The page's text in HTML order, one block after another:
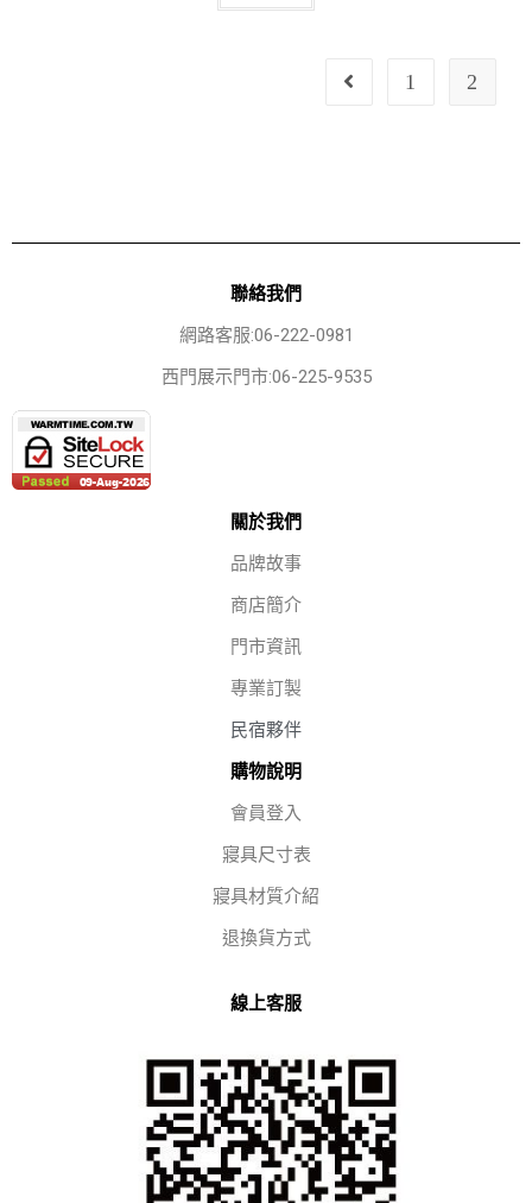
1 2
聯絡我們
網路客服:06-222-0981
西門展示門市:06-225-9535
關於我們
品牌故事
商店簡介
門市資訊
專業訂製
民宿夥伴
購物說明
會員登入
寢具尺寸表
寢具材質介紹
退換貨方式
線上客服